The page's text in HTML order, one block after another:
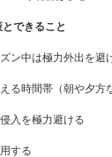
できること
ン中は極力外出を避
る時間帯（朝や夕方
入を極力避ける
する